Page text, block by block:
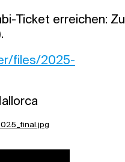
Ticket erreichen:
files/2025-